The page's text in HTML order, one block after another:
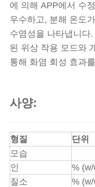
에 의해 APP에서 수
우수하고, 분해 온도
수염성을 나타냅니다
된 위상 작용 모드와
통해 화염 회성 효과
사양:
형질 단위
모습
인
% (w/
질소
% (w/